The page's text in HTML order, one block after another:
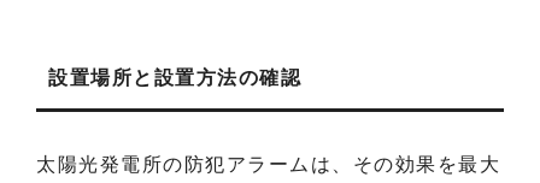
設置場所と設置方法の確認
太陽光発電所の防犯アラームは、その効果を最大